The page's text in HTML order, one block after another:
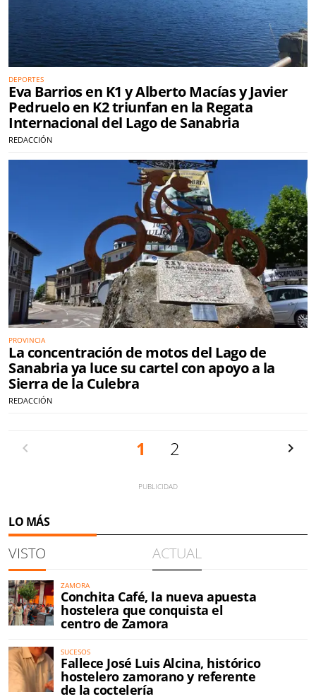
DEPORTES
Eva Barrios en K1 y Alberto Macías y Javier
Pedruelo en K2 triunfan en la Regata
Internacional del Lago de Sanabria
REDACCIÓN
PROVINCIA
La concentración de motos del Lago de
Sanabria ya luce su cartel con apoyo a la
Sierra de la Culebra
REDACCIÓN
1 2
LO MÁS
VISTO ACTUAL
ZAMORA
Conchita Café, la nueva apuesta
hostelera que conquista el
centro de Zamora
SUCESOS
Fallece José Luis Alcina, histórico
hostelero zamorano y referente
de la coctelería